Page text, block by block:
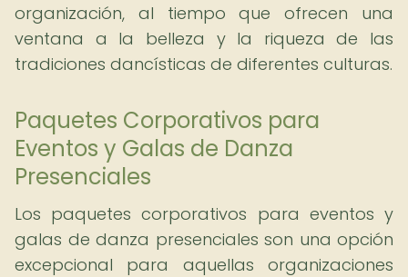
organización, al tiempo que ofrecen una
ventana a la belleza y la riqueza de las
tradiciones dancísticas de diferentes culturas.
Paquetes Corporativos para
Eventos y Galas de Danza
Presenciales
Los paquetes corporativos para eventos y
galas de danza presenciales son una opción
excepcional para aquellas organizaciones